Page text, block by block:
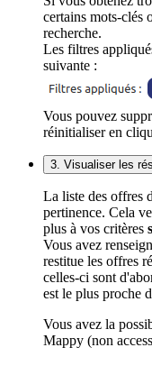
certains mots-clés
recherche.
Les filtres
suivante :
Vous pouvez
réinitialiser en
3. Visualiser les
La liste des offres
pertinence. Cela
plus à vos critères
Vous avez
restitue les offres
celles-ci sont
est le plus proche
Vous avez la
Mappy (non